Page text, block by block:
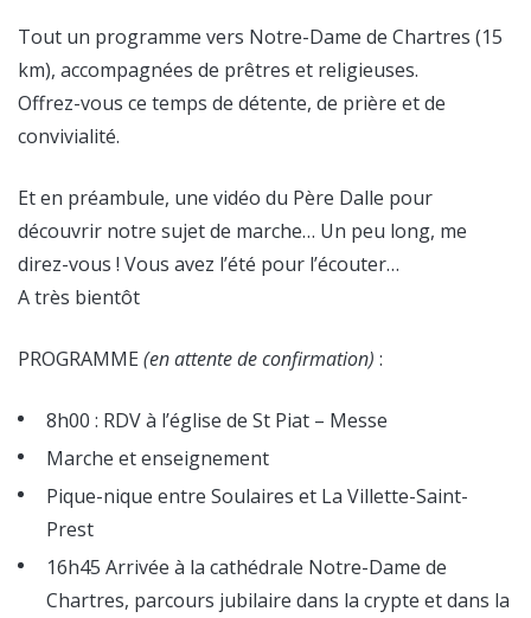
Tout un programme vers Notre-Dame de Chartres (15
km), accompagnées de prêtres et religieuses.
Offrez-vous ce temps de détente, de prière et de
convivialité.
Et en préambule, une vidéo du Père Dalle pour
découvrir notre sujet de marche… Un peu long, me
direz-vous ! Vous avez l’été pour l’écouter…
A très bientôt
PROGRAMME (en attente de confirmation) :
8h00 : RDV à l’église de St Piat – Messe
Marche et enseignement
Pique-nique entre Soulaires et La Villette-Saint-
Prest
16h45 Arrivée à la cathédrale Notre-Dame de
Chartres, parcours jubilaire dans la crypte et dans la